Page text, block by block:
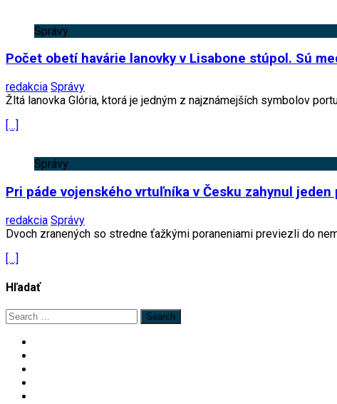
Správy
Počet obetí havárie lanovky v Lisabone stúpol. Sú
redakcia Správy
Žltá lanovka Glória, ktorá je jedným z najznámejších symbolov
[…]
Správy
Pri páde vojenského vrtuľníka v Česku zahynul
redakcia Správy
Dvoch zranených so stredne ťažkými poraneniami previezli do
[…]
Hľadať
Search